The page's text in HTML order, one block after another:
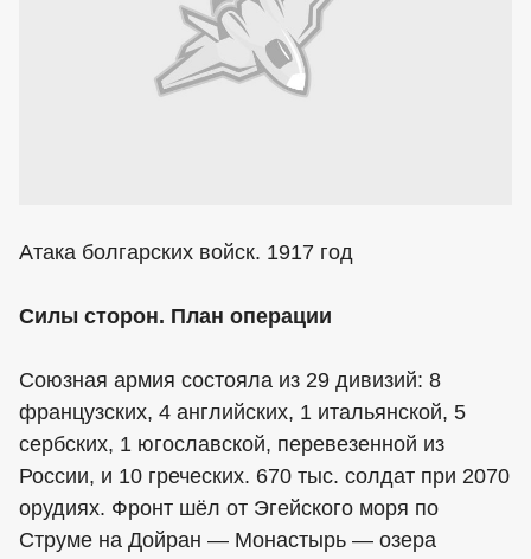
Атака болгарских войск. 1917 год
Силы сторон. План операции
Союзная армия состояла из 29 дивизий: 8
французских, 4 английских, 1 итальянской, 5
сербских, 1 югославской, перевезенной из
России, и 10 греческих. 670 тыс. солдат при 2070
орудиях. Фронт шёл от Эгейского моря по
Струме на Дойран — Монастырь — озера